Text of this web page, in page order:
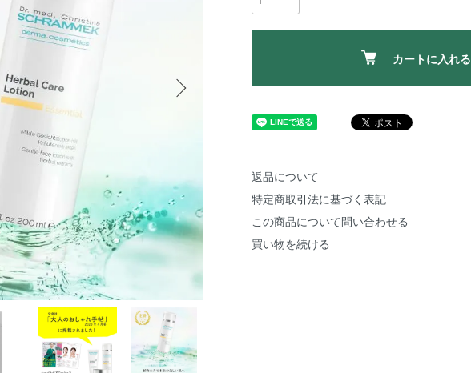
カートに入れる
返品について
特定商取引法に基づく表記
この商品について問い合わせる
買い物を続ける